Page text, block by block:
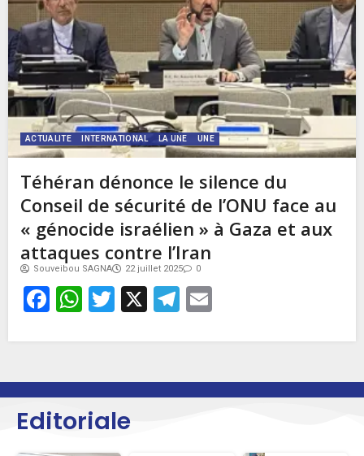
ACTUALITE INTERNATIONAL LA UNE UNE
Téhéran dénonce le silence du
Conseil de sécurité de l’ONU face au
« génocide israélien » à Gaza et aux
attaques contre l’Iran
Souveibou SAGNA 22 juillet 2025 0
Facebook
WhatsApp
Twitter
X Telegram
Editoriale